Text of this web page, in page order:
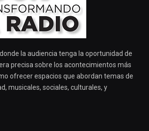
la audiencia tenga la oportunidad de
precisa sobre los acontecimientos más
ofrecer espacios que abordan temas de
musicales, sociales, culturales, y